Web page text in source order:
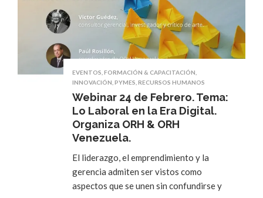
EVENTOS FORMACIÓN & CAPACITACIÓN
INNOVACIÓN PYMES RECURSOS HUMANOS
Webinar 24 de Febrero. Tema:
Lo Laboral en la Era Digital.
Organiza ORH & ORH
Venezuela.
El liderazgo, el emprendimiento y la
gerencia admiten ser vistos como
aspectos que se unen sin confundirse y